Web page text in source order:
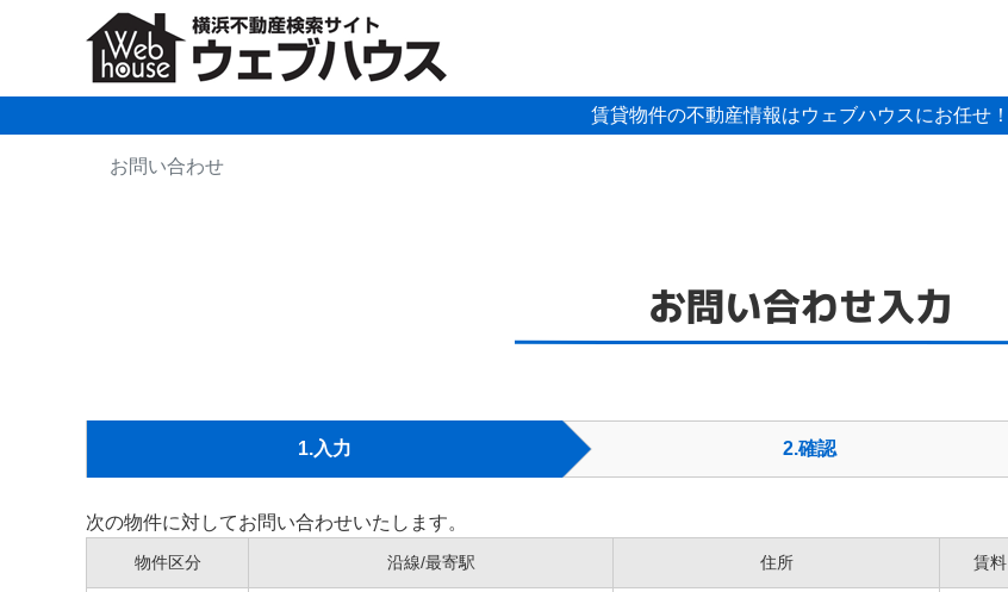
賃貸物件の不動産情報はウェブハウスにお任せ！
お問い合わせ
お問い合わせ入力
1.入力 2.確認
次の物件に対してお問い合わせいたします。
物件区分 沿線/最寄駅 住所 賃料